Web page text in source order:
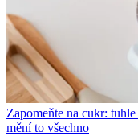
Zapomeňte na cukr:
mění to všechno